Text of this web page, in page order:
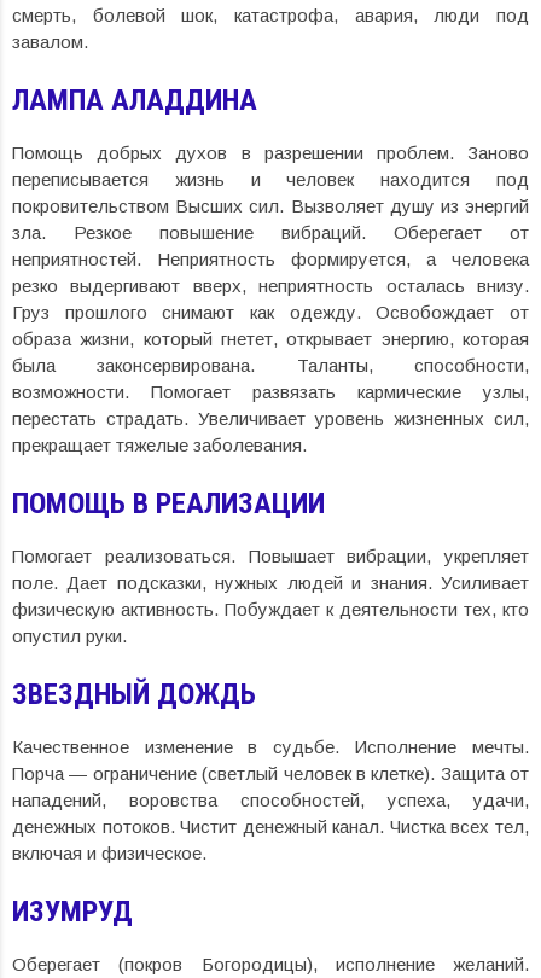
смерть, болевой шок, катастрофа, авария, люди под
завалом.
ЛАМПА АЛАДДИНА
Помощь добрых духов в разрешении проблем. Заново
переписывается жизнь и человек находится под
покровительством Высших сил. Вызволяет душу из энергий
зла. Резкое повышение вибраций. Оберегает от
неприятностей. Неприятность формируется, а человека
резко выдергивают вверх, неприятность осталась внизу.
Груз прошлого снимают как одежду. Освобождает от
образа жизни, который гнетет, открывает энергию, которая
была законсервирована. Таланты, способности,
возможности. Помогает развязать кармические узлы,
перестать страдать. Увеличивает уровень жизненных сил,
прекращает тяжелые заболевания.
ПОМОЩЬ В РЕАЛИЗАЦИИ
Помогает реализоваться. Повышает вибрации, укрепляет
поле. Дает подсказки, нужных людей и знания. Усиливает
физическую активность. Побуждает к деятельности тех, кто
опустил руки.
ЗВЕЗДНЫЙ ДОЖДЬ
Качественное изменение в судьбе. Исполнение мечты.
Порча — ограничение (светлый человек в клетке). Защита от
нападений, воровства способностей, успеха, удачи,
денежных потоков. Чистит денежный канал. Чистка всех тел,
включая и физическое.
ИЗУМРУД
Оберегает (покров Богородицы), исполнение желаний.